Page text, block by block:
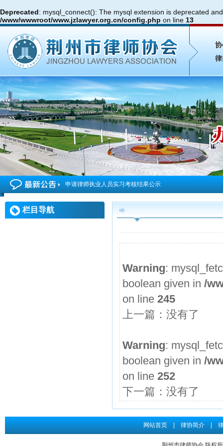
Deprecated: mysql_connect(): The mysql extension is deprecated
/www/wwwroot/www.jzlawyer.org.cn/config.php on line 13
申请律师执业人员实习考核结果公示
2026年度第4期申请律师执业人员参加面试考核的通知
申请律师执业人员实习考核结果公示
申请律师执业人员实习考核结果公示
2026年度第2期申请律师执业人员参加面试考核的通知
申请律师执业人员实习考核结果公示
2026年度第1期申请律师执业人员参加面试考核的通知
关于给予王道发律师“中止会员权利三个月”行业纪律处分...
申请律师执业人员实习考核结果公示
栏目导航
Warning:
boolean given in/
on line245
上一篇：没有了
Warning:
boolean given in/
on line252
下一篇：没有了
网站首页 |律协简介 |